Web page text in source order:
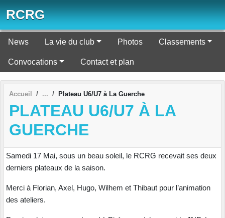
RCRG
News La vie du club Photos Classements
Convocations Contact et plan
Accueil Plateau U6/U7 à La Guerche
PLATEAU U6/U7 À LA
GUERCHE
Samedi 17 Mai, sous un beau soleil, le RCRG recevait ses deux
derniers plateaux de la saison.
Merci à Florian, Axel, Hugo, Wilhem et Thibaut pour l’animation
des ateliers.